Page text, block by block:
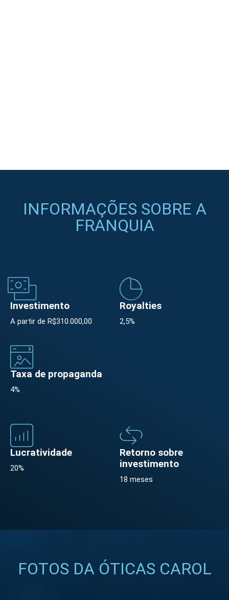
INFORMAÇÕES SOBRE A
FRANQUIA
Investimento
A partir de R$310.000,00
Royalties
2,5%
Taxa de propaganda
4%
Lucratividade
20%
Retorno sobre
investimento
18 meses
FOTOS DA ÓTICAS CAROL